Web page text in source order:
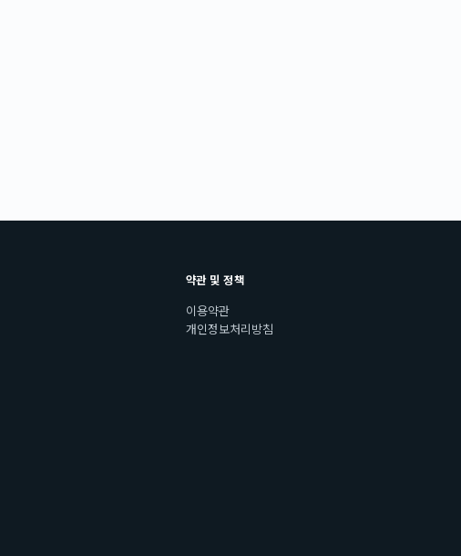
약관 및 정책
이용약관
개인정보처리방침